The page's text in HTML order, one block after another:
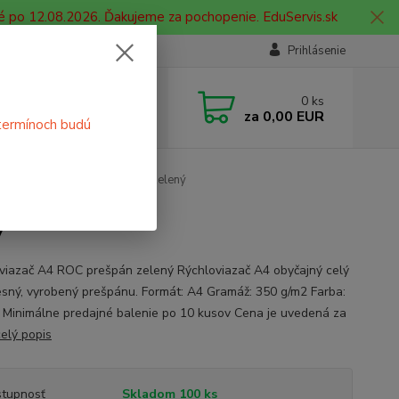
12.08.2026. Ďakujeme za pochopenie. EduServis.sk
Prihlásenie
od 9:00 hod. - 16:00 hod.
0 ks
za 0,00 EUR
A4 ROC prešpán zelený
A4 ROC prešpán zelený Rýchloviazač A4 obyčajný celý
vyrobený prešpánu. Formát: A4 Gramáž: 350 g/m2 Farba:
predajné balenie po 10 kusov Cena je uvedená za
popis
Skladom 100 ks
budú